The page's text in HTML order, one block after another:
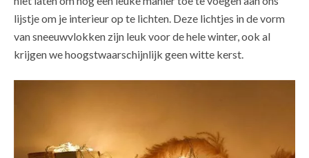
lijstje om je interieur op te lichten. Deze lichtjes in de vorm
van sneeuwvlokken zijn leuk voor de hele winter, ook al
krijgen we hoogstwaarschijnlijk geen witte kerst.